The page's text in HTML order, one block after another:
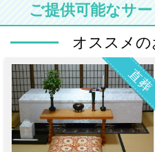
ご提供可能なサ
オススメの
直葬